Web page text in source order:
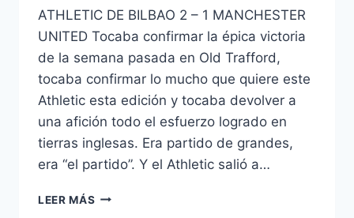
ATHLETIC DE BILBAO 2 – 1 MANCHESTER
UNITED Tocaba confirmar la épica victoria
de la semana pasada en Old Trafford,
tocaba confirmar lo mucho que quiere este
Athletic esta edición y tocaba devolver a
una afición todo el esfuerzo logrado en
tierras inglesas. Era partido de grandes,
era “el partido”. Y el Athletic salió a…
LEER MÁS ANÁLISIS